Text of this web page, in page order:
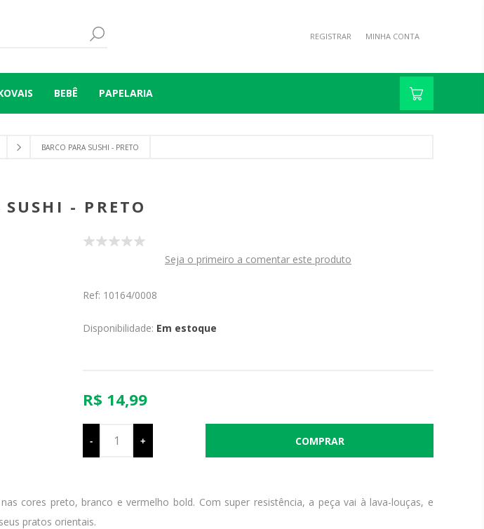
REGISTRAR MINHA CONTA
BEBÊ PAPELARIA
BARCO PARA SUSHI - PRETO
SUSHI - PRETO
Seja o primeiro a comentar este produto
Ref: 10164/0008
Disponibilidade: Em estoque
R$ 14,99
- +
cores preto, branco e vermelho bold. Com super resistência, a peça vai à lava-louças, e
pratos orientais.